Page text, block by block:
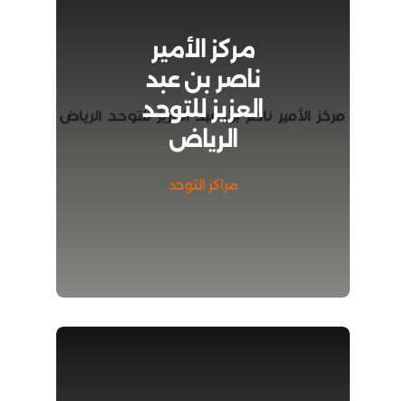
مركز الأمير
ناصر بن عبد
العزيز للتوحد
الرياض
مراكز التوحد